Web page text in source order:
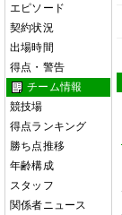
エピソード
契約状況
出場時間
得点・警告
チーム情報
競技場
得点ランキング
勝ち点推移
年齢構成
スタッフ
関係者ニュース